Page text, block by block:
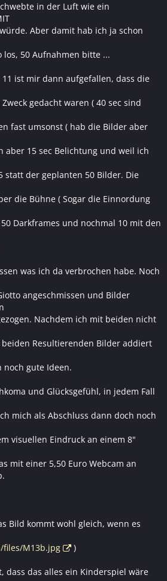
in der Luft wie ein
Aber damit hab ich ja schon
los, 50 Aufnahmen bitte ...
ist mir dann aufgefallen, dass die
gedacht waren ( 40 sec sind
fast umsonst ( hab die Bilder aber
aber 15 sec Belichtung und weil ich
statt der geplanten 50 Bilder. Die
die Bühne ( Sogar die Einnordung
Darkframes und nochmal 10 mit den
was ich da verbrochen habe. Noch
angeschmissen und Bilder
Nachdem ich mit beiden nicht
Resultierenden Bilder addiert
noch gute Ideen.
und Glücksgefühl, in jedem Fall
mich als Abschluss dann doch noch
visuellen Eindruck an einem 8"
mit einer 5,50 Euro Webcam an
Bild kommt wohl gleich, wenn es
M13b.jpg
)
dass das alles ein Kinderspiel wäre